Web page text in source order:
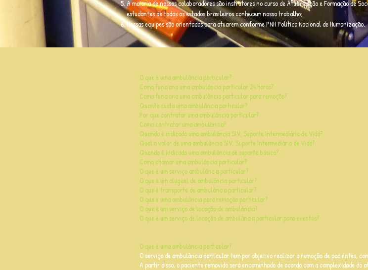
A maioria de nossos colaboradores são instrutores no curso de Atualização e Formação de
estudantes de todos os estados brasileiros conhecem nosso trabalho;
Nossas equipes são orientadas para atuarem conforme PNH Politica Nacional de Humanização.
O que é uma ambulância particular?
Como funciona uma ambulância particular 24 horas?
Como funciona uma ambulância particular para remoção?
Quanto custa uma ambulância particular?
Por que contratar uma ambulância particular?
Como contratar uma ambulância?
Quando é indicado uma ambulância SIV, Suporte Intermediário de Vida?
Qual o valor de uma ambulância SIV, Suporte Intermediário de Vida?
Quando é indicado uma ambulância de suporte básico?
Como chamar uma ambulância particular?
O que é um serviço ambulância particular?
O que é um aluguel de ambulância particular?
O que é transporte de ambulância particular?
O que é uma ambulância para remoção particular?
O que é um serviço de locação de ambulância?
O que é um serviço de locação de ambulância particular para eventos?
O que é uma ambulância particular?
O serviço de ambulância particular tem por objetivo realizar a remoção de pacientes,
A partir disso, o paciente removido será encaminhado de acordo com a complexidade do